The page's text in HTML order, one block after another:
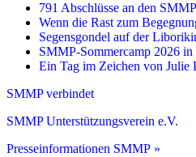
791 Abschlüsse an den
Wenn die Rast zum
Segensgondel auf der
SMMP-Sommercamp 2026
Ein Tag im Zeichen von Julie
SMMP verbindet
SMMP Unterstützungsverein e.V.
Presseinformationen SMMP »